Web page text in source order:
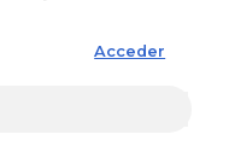
Acceder